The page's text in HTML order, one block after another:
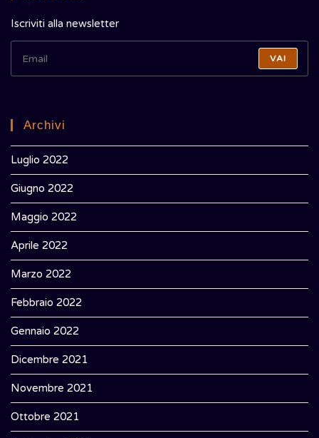
Iscriviti alla newsletter
VAI
Archivi
Luglio 2022
Giugno 2022
Maggio 2022
Aprile 2022
Marzo 2022
Febbraio 2022
Gennaio 2022
Dicembre 2021
Novembre 2021
Ottobre 2021